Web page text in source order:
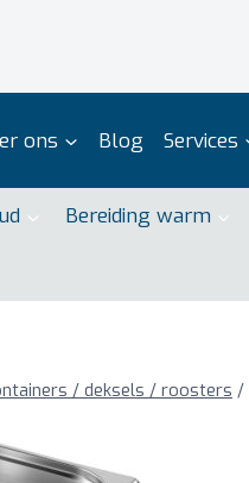
ons Blog Services
Bereiding warm
/ deksels / roosters /